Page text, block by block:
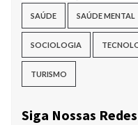
SAÚDE SAÚDE MENTAL
SOCIOLOGIA
TURISMO
Siga Nossas